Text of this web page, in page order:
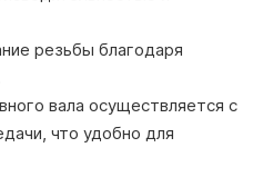
резьбы благодаря
вала осуществляется с
что удобно для